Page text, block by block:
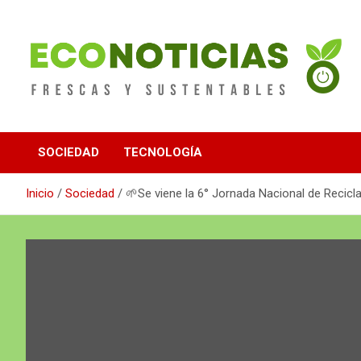
contenido
Econoticias
SOCIEDAD TECNOLOGÍA
Inicio Sociedad 🌱Se viene la 6° Jornada Nacional de